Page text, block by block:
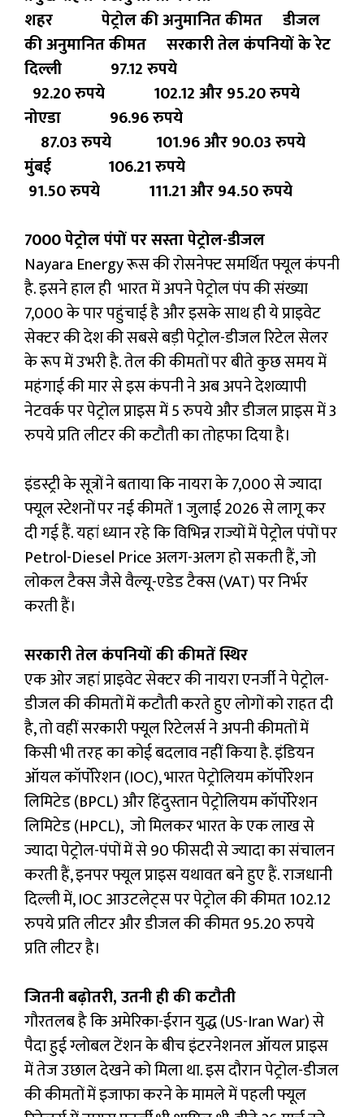
शहर पेट्रोल की अनुमानित कीमत डीजल
की अनुमानित कीमत सरकारी तेल कंपनियों के रेट
दिल्ली 97.12 रुपये
92.20 रुपये 102.12 और 95.20 रुपये
नोएडा 96.96 रुपये
87.03 रुपये 101.96 और 90.03 रुपये
मुंबई 106.21 रुपये
91.50 रुपये 111.21 और 94.50 रुपये
7000 पेट्रोल पंपों पर सस्ता पेट्रोल-डीजल
Nayara Energy रूस की रोसनेफ्ट समर्थित फ्यूल कंपनी
है. इसने हाल ही भारत में अपने पेट्रोल पंप की संख्या
7,000 के पार पहुंचाई है और इसके साथ ही ये प्राइवेट
सेक्टर की देश की सबसे बड़ी पेट्रोल-डीजल रिटेल सेलर
के रूप में उभरी है. तेल की कीमतों पर बीते कुछ समय में
महंगाई की मार से इस कंपनी ने अब अपने देशव्यापी
नेटवर्क पर पेट्रोल प्राइस में 5 रुपये और डीजल प्राइस में 3
रुपये प्रति लीटर की कटौती का तोहफा दिया है।
इंडस्ट्री के सूत्रों ने बताया कि नायरा के 7,000 से ज्यादा
फ्यूल स्टेशनों पर नई कीमतें 1 जुलाई 2026 से लागू कर
दी गई हैं. यहां ध्यान रहे कि विभिन्न राज्यों में पेट्रोल पंपों पर
Petrol-Diesel Price अलग-अलग हो सकती हैं, जो
लोकल टैक्स जैसे वैल्यू-एडेड टैक्स (VAT) पर निर्भर
करती हैं।
सरकारी तेल कंपनियों की कीमतें स्थिर
एक ओर जहां प्राइवेट सेक्टर की नायरा एनर्जी ने पेट्रोल-
डीजल की कीमतों में कटौती करते हुए लोगों को राहत दी
है, तो वहीं सरकारी फ्यूल रिटेलर्स ने अपनी कीमतों में
किसी भी तरह का कोई बदलाव नहीं किया है. इंडियन
ऑयल कॉर्पोरेशन (IOC), भारत पेट्रोलियम कॉर्पोरेशन
लिमिटेड (BPCL) और हिंदुस्तान पेट्रोलियम कॉर्पोरेशन
लिमिटेड (HPCL), जो मिलकर भारत के एक लाख से
ज्यादा पेट्रोल-पंपों में से 90 फीसदी से ज्यादा का संचालन
करती हैं, इनपर फ्यूल प्राइस यथावत बने हुए हैं. राजधानी
दिल्ली में, IOC आउटलेट्स पर पेट्रोल की कीमत 102.12
रुपये प्रति लीटर और डीजल की कीमत 95.20 रुपये
प्रति लीटर है।
जितनी बढ़ोतरी, उतनी ही की कटौती
गौरतलब है कि अमेरिका-ईरान युद्ध (US-Iran War) से
पैदा हुई ग्लोबल टेंशन के बीच इंटरनेशनल ऑयल प्राइस
में तेज उछाल देखने को मिला था. इस दौरान पेट्रोल-डीजल
की कीमतों में इजाफा करने के मामले में पहली फ्यूल